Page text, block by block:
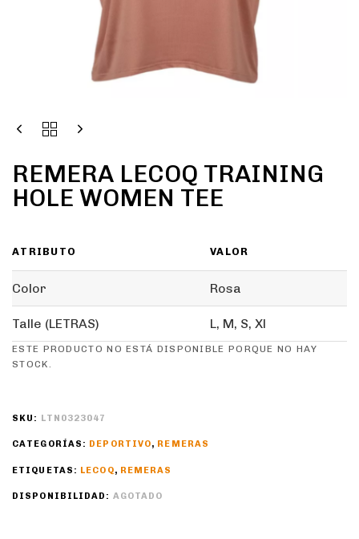
REMERA LECOQ TRAINING
HOLE WOMEN TEE
ATRIBUTO VALOR
Color Rosa
Talle (LETRAS) L, M, S, Xl
ESTE PRODUCTO NO ESTÁ DISPONIBLE PORQUE NO HAY
STOCK.
SKU: LTN0323047
CATEGORÍAS: DEPORTIVO, REMERAS
ETIQUETAS: LECOQ, REMERAS
DISPONIBILIDAD: AGOTADO